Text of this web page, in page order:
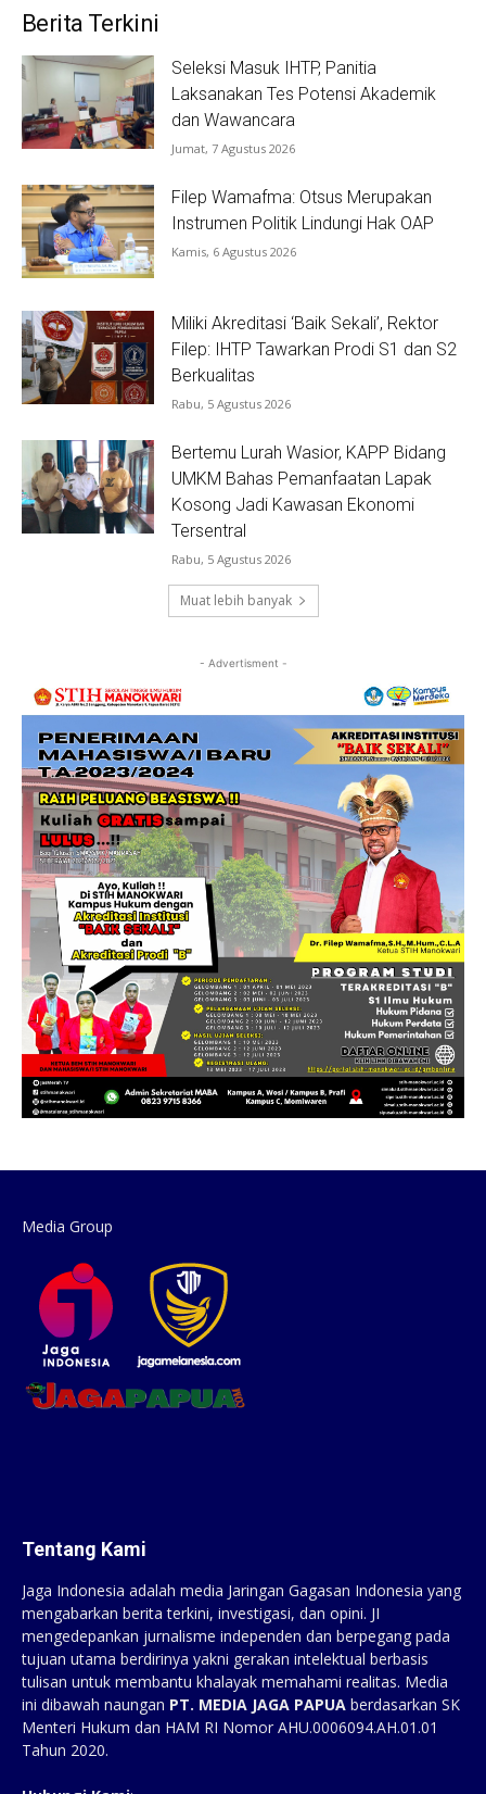
Berita Terkini
Seleksi Masuk IHTP, Panitia
Laksanakan Tes Potensi Akademik
dan Wawancara
Jumat, 7 Agustus 2026
Filep Wamafma: Otsus Merupakan
Instrumen Politik Lindungi Hak OAP
Kamis, 6 Agustus 2026
Miliki Akreditasi ‘Baik Sekali’, Rektor
Filep: IHTP Tawarkan Prodi S1 dan S2
Berkualitas
Rabu, 5 Agustus 2026
Bertemu Lurah Wasior, KAPP Bidang
UMKM Bahas Pemanfaatan Lapak
Kosong Jadi Kawasan Ekonomi
Tersentral
Rabu, 5 Agustus 2026
Muat lebih banyak
- Advertisment -
Media Group
Tentang Kami
Jaga Indonesia adalah media Jaringan Gagasan Indonesia yang
mengabarkan berita terkini, investigasi, dan opini. JI
mengedepankan jurnalisme independen dan berpegang pada
tujuan utama berdirinya yakni gerakan intelektual berbasis
tulisan untuk membantu khalayak memahami realitas. Media
ini dibawah naungan PT. MEDIA JAGA PAPUA berdasarkan SK
Menteri Hukum dan HAM RI Nomor AHU.0006094.AH.01.01
Tahun 2020.